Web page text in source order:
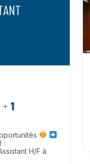
1
:
H/F à